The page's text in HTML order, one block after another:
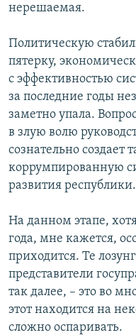
нерешаемая.
Политическую
пятерку,
с эффективностью
за последние годы
заметно упала.
в злую волю
сознательно
коррумпированную
развития республики.
На данном этапе,
года, мне кажется,
приходится. Те
представители
так далее, – это во
этот находится на
сложно оспаривать.